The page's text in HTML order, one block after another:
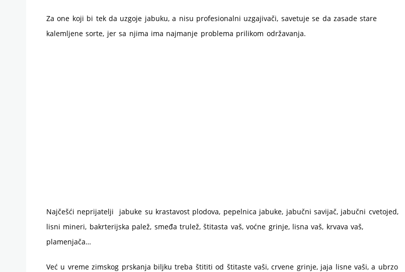
Za one koji bi tek da uzgoje jabuku, a nisu profesionalni uzgajivači, savetuje se da zasade stare
kalemljene sorte, jer sa njima ima najmanje problema prilikom održavanja.
Najčešći neprijatelji jabuke su krastavost plodova, pepelnica jabuke, jabučni savijač, jabučni cvetojed,
lisni mineri, bakrterijska palež, smeđa trulež, štitasta vaš, voćne grinje, lisna vaš, krvava vaš,
plamenjača…
Već u vreme zimskog prskanja biljku treba štititi od štitaste vaši, crvene grinje, jaja lisne vaši, a ubrzo